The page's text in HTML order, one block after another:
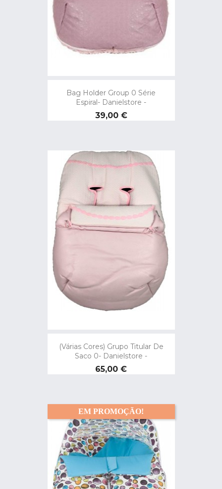
Bag Holder Group 0 Série
Espiral- Danielstore -
Preço
39,00 €
(Várias Cores) Grupo Titular De
Saco 0- Danielstore -
Preço
65,00 €
EM PROMOÇÃO!